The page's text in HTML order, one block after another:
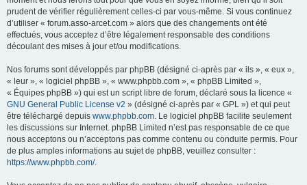
prudent de vérifier régulièrement celles-ci par vous-même. Si vous continuez
d’utiliser « forum.asso-arcet.com » alors que des changements ont été
effectués, vous acceptez d’être légalement responsable des conditions
découlant des mises à jour et/ou modifications.
Nos forums sont développés par phpBB (désigné ci-après par « ils », « eux »,
« leur », « logiciel phpBB », « www.phpbb.com », « phpBB Limited »,
« Équipes phpBB ») qui est un script libre de forum, déclaré sous la licence «
GNU General Public License v2 » (désigné ci-après par « GPL ») et qui peut
être téléchargé depuis www.phpbb.com. Le logiciel phpBB facilite seulement
les discussions sur Internet. phpBB Limited n’est pas responsable de ce que
nous acceptons ou n’acceptons pas comme contenu ou conduite permis. Pour
de plus amples informations au sujet de phpBB, veuillez consulter :
https://www.phpbb.com/.